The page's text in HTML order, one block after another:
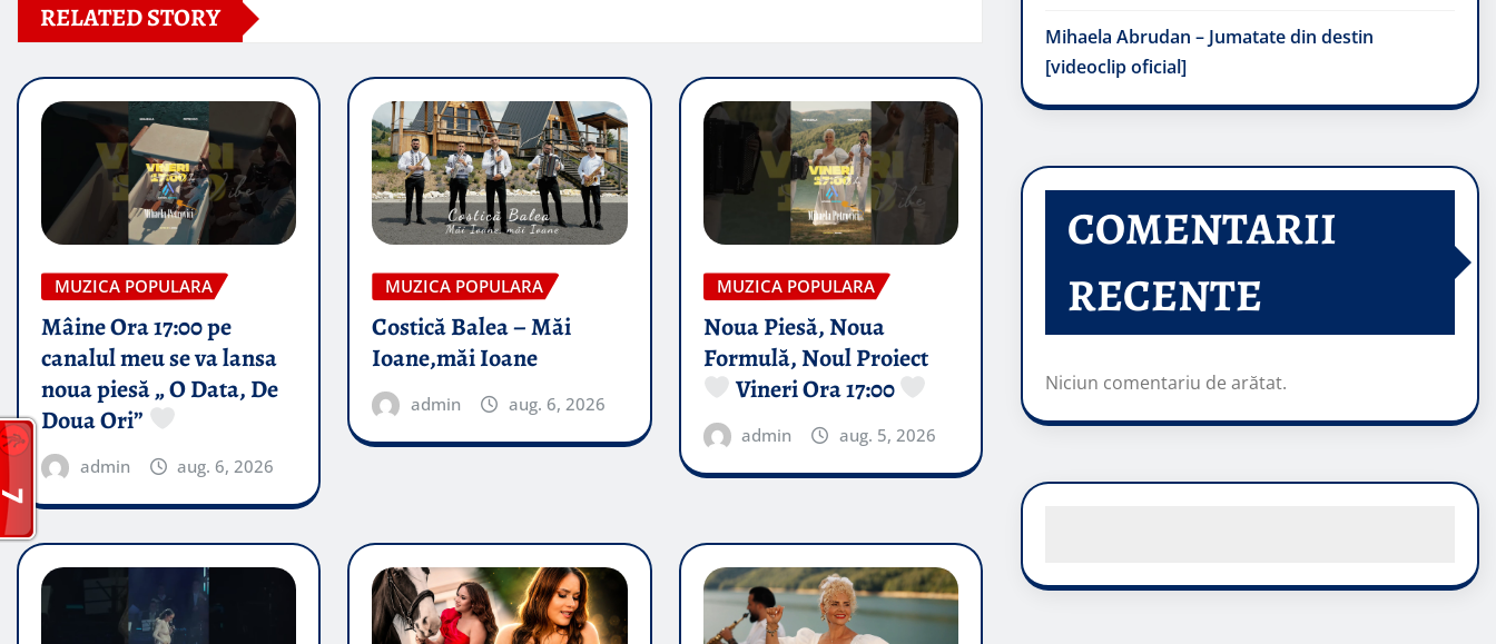
RELATED STORY
MUZICA POPULARA
Mâine Ora 17:00 pe
canalul meu se va lansa
noua piesă „ O Data, De
Doua Ori”
admin aug. 6, 2026
MUZICA POPULARA
Costică Balea – Măi
Ioane,măi Ioane
admin aug. 6, 2026
MUZICA POPULARA
Noua Piesă, Noua
Formulă, Noul Proiect
Vineri Ora 17:00
admin aug. 5, 2026
Mihaela Abrudan – Jumatate din destin
[videoclip oficial]
COMENTARII
RECENTE
Niciun comentariu de arătat.